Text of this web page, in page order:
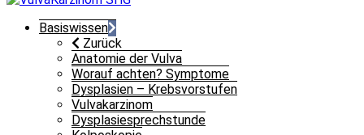
Basiswissen
Zurück
Anatomie der Vulva
Worauf achten? Symptome
Dysplasien – Krebsvorstufen
Vulvakarzinom
Dysplasiesprechstunde